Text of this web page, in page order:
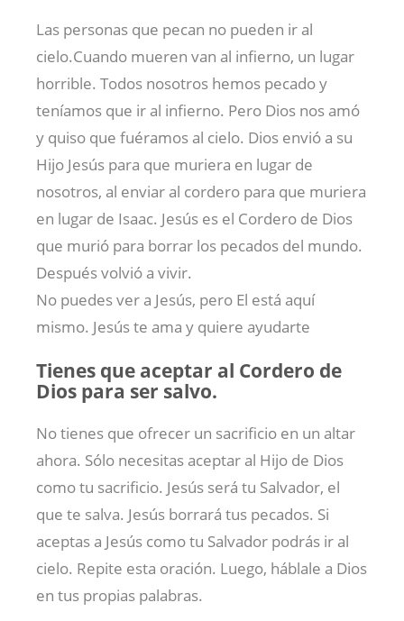
Las personas que pecan no pueden ir al
cielo.Cuando mueren van al infierno, un lugar
horrible. Todos nosotros hemos pecado y
teníamos que ir al infierno. Pero Dios nos amó
y quiso que fuéramos al cielo. Dios envió a su
Hijo Jesús para que muriera en lugar de
nosotros, al enviar al cordero para que muriera
en lugar de Isaac. Jesús es el Cordero de Dios
que murió para borrar los pecados del mundo.
Después volvió a vivir.
No puedes ver a Jesús, pero El está aquí
mismo. Jesús te ama y quiere ayudarte
Tienes que aceptar al Cordero de
Dios para ser salvo.
No tienes que ofrecer un sacrificio en un altar
ahora. Sólo necesitas aceptar al Hijo de Dios
como tu sacrificio. Jesús será tu Salvador, el
que te salva. Jesús borrará tus pecados. Si
aceptas a Jesús como tu Salvador podrás ir al
cielo. Repite esta oración. Luego, háblale a Dios
en tus propias palabras.